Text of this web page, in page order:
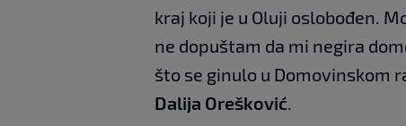
kraj koji je u Oluji oslobođen.
ne dopuštam da mi negira
što se ginulo u Domovinskom
Dalija Orešković.